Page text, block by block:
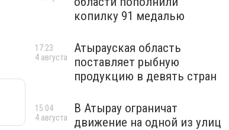
копилку 91 медалью
Атырауская область
поставляет рыбную
продукцию в девять стран
17:23
4 августа
В Атырау ограничат
движение на одной из улиц
15:04
4 августа